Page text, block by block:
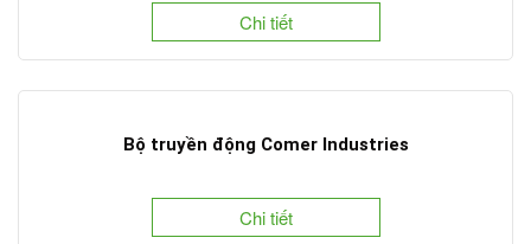
Chi tiết
Bộ truyền động Comer Industries
Chi tiết